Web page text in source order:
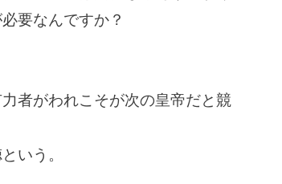
要なんですか？
者がわれこそが次の皇帝だと競
いう。